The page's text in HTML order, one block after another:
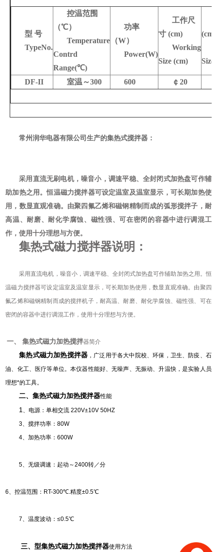
型 号
TypeNo.
控温范围
（℃）
Temperature
Contrd
Range(℃)
功率
（W）
Power(W)
工作尺
寸 (cm)
Working
Size (cm)
(cm)
Size
DF-II 室温～300 600 ￠20
常州润华电器有限公司生产的集热式搅拌器：
采用直流无刷电机，噪音小，调速平稳、全封闭式加热盘可作辅
助加热之用。恒温磁力搅拌器可设定温室及温室显示，可长期加热使
用，数显直观准确。由聚四氟乙烯和磁钢精制而成的弧形搅拌子，耐
高温、耐磨、耐化学腐蚀、磁性强、可在密闭的容器中进行调混工
作，使用十分理想与方便。
集热式磁力搅拌器说明：
采用直流电机，噪音小，调速平稳、全封闭式加热盘可作辅助加热之用。恒
温磁力搅拌器可设定温室及温室显示，可长期加热使用，数显直观准确。由聚四
氟乙烯和磁钢精制而成的搅拌机子，耐高温、耐磨、耐化学腐蚀、磁性强、可在
密闭的容器中进行调混工作，使用十分理想与方便。
一、 集热式磁力加热搅拌器简介
集热式磁力加热搅拌器 ，广泛用于各大中院校、环保，卫生、防疫、石
油、化工、医疗等单位。本仪器性能好、无噪声、无振动、升温快，是实验人员
理想*的工具。
二、集热式磁力加热搅拌器性能
1
、电源：单相交流 220V±10V 50HZ
3 、搅拌功率：80W
4 、加热功率：600W
5 、无级调速：起动～2400转／分
6 、控温范围：RT-300℃.精度±0.5℃
7 、温度波动：≤0.5℃
三、型集热式磁力加热搅拌器使用方法